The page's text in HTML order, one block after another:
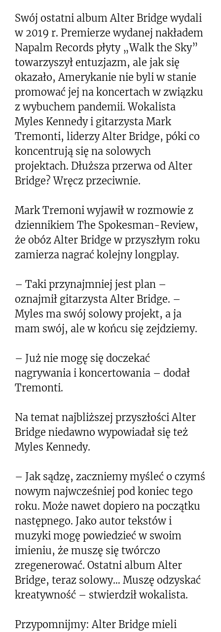
Swój ostatni album Alter Bridge wydali
w 2019 r. Premierze wydanej nakładem
Napalm Records płyty „Walk the Sky”
towarzyszył entuzjazm, ale jak się
okazało, Amerykanie nie byli w stanie
promować jej na koncertach w związku
z wybuchem pandemii. Wokalista
Myles Kennedy i gitarzysta Mark
Tremonti, liderzy Alter Bridge, póki co
koncentrują się na solowych
projektach. Dłuższa przerwa od Alter
Bridge? Wręcz przeciwnie.
Mark Tremoni wyjawił w rozmowie z
dziennikiem The Spokesman-Review,
że obóz Alter Bridge w przyszłym roku
zamierza nagrać kolejny longplay.
– Taki przynajmniej jest plan –
oznajmił gitarzysta Alter Bridge. –
Myles ma swój solowy projekt, a ja
mam swój, ale w końcu się zejdziemy.
– Już nie mogę się doczekać
nagrywania i koncertowania – dodał
Tremonti.
Na temat najbliższej przyszłości Alter
Bridge niedawno wypowiadał się też
Myles Kennedy.
– Jak sądzę, zaczniemy myśleć o czymś
nowym najwcześniej pod koniec tego
roku. Może nawet dopiero na początku
następnego. Jako autor tekstów i
muzyki mogę powiedzieć w swoim
imieniu, że muszę się twórczo
zregenerować. Ostatni album Alter
Bridge, teraz solowy… Muszę odzyskać
kreatywność – stwierdził wokalista.
Przypomnijmy: Alter Bridge mieli